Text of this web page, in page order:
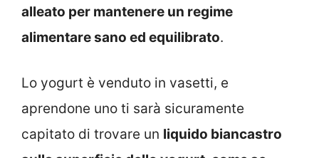
alleato per mantenere un regime
alimentare sano ed equilibrato.
Lo yogurt è venduto in vasetti, e
aprendone uno ti sarà sicuramente
capitato di trovare un liquido biancastro